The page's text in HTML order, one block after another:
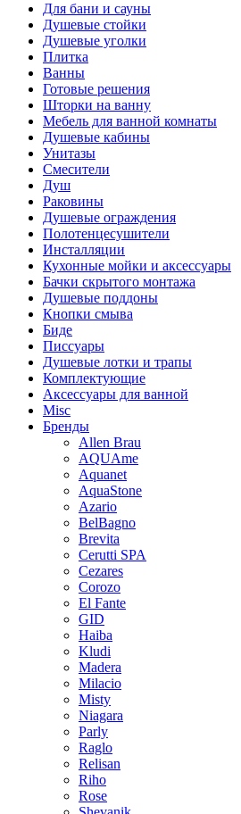
Для бани и сауны
Душевые стойки
Душевые уголки
Плитка
Ванны
Готовые решения
Шторки на ванну
Мебель для ванной комнаты
Душевые кабины
Унитазы
Смесители
Душ
Раковины
Душевые ограждения
Полотенцесушители
Инсталляции
Кухонные мойки и аксессуары
Бачки скрытого монтажа
Душевые поддоны
Кнопки смыва
Биде
Писсуары
Душевые лотки и трапы
Комплектующие
Аксессуары для ванной
Misc
Бренды
Allen Brau
AQUAme
Aquanet
AquaStone
Azario
BelBagno
Brevita
Cerutti SPA
Cezares
Corozo
El Fante
GID
Haiba
Kludi
Madera
Milacio
Misty
Niagara
Parly
Raglo
Relisan
Riho
Rose